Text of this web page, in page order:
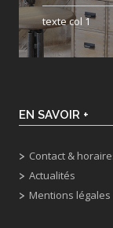
texte col 1
EN SAVOIR +
Contact &
Actualités
Mentions légales